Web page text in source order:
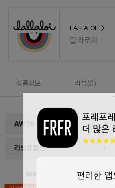
LALLALOI
랄라로이
상품정보 리뷰(0)